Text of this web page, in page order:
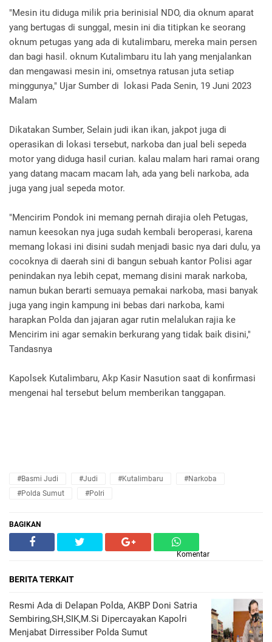
"Mesin itu diduga milik pria berinisial NDO, dia oknum aparat
yang bertugas di sunggal, mesin ini dia titipkan ke seorang
oknum petugas yang ada di kutalimbaru, mereka main persen
dan bagi hasil. oknum Kutalimbaru itu lah yang menjalankan
dan mengawasi mesin ini, omsetnya ratusan juta setiap
minggunya," Ujar Sumber di lokasi Pada Senin, 19 Juni 2023
Malam
Dikatakan Sumber, Selain judi ikan ikan, jakpot juga di
operasikan di lokasi tersebut, narkoba dan jual beli sepeda
motor yang diduga hasil curian. kalau malam hari ramai orang
yang datang macam macam lah, ada yang beli narkoba, ada
juga yang jual sepeda motor.
"Mencirim Pondok ini memang pernah dirajia oleh Petugas,
namun keesokan nya juga sudah kembali beroperasi, karena
memang lokasi ini disini sudah menjadi basic nya dari dulu, ya
cocoknya di daerah sini di bangun sebuah kantor Polisi agar
penindakan nya lebih cepat, memang disini marak narkoba,
namun bukan berarti semuaya pemakai narkoba, masi banyak
juga yang ingin kampung ini bebas dari narkoba, kami
harapkan Polda dan jajaran agar rutin melalukan rajia ke
Mencirim ini agar semakin berkurang yang tidak baik disini,"
Tandasnya
Kapolsek Kutalimbaru, Akp Kasir Nasution saat di konfirmasi
mengenai hal tersebut belum memberikan tanggapan.
#Basmi Judi #Judi #Kutalimbaru
#Narkoba
#Polda Sumut
#Polri
BAGIKAN
Komentar
BERITA TERKAIT
Resmi Ada di Delapan Polda, AKBP Doni Satria
Sembiring,SH,SIK,M.Si Dipercayakan Kapolri
Menjabat Dirressiber Polda Sumut